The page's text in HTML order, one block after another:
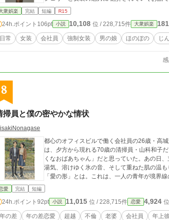
衆娯楽 完結 短編 R15
24h.ポイント 106pt 小説 10,108 位 / 228,715件 大衆娯楽 181
日常 女装 会社員 強制女装 男の娘 ほのぼの じ
8
掃員と僕の密やかな情状
都心のオフィスビルで働く会社員の26歳・高
は、夕方から現れる70歳の清掃員・山科和子
くなおばあちゃん」だと思っていた。あの日
湯気、溶けゆく氷の音、そして重ねた肌の温
「愛の形」とは。これは、一人の青年が境界
愛 完結 短編
24h.ポイント 92pt 小説 11,015 位 / 228,715件 恋愛 4,924
年の差 年の差恋愛 超越 不倫 老婆 会社員 年上